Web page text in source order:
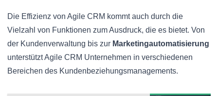
Die Effizienz von Agile CRM kommt auch durch die
Vielzahl von Funktionen zum Ausdruck, die es bietet. Von
der Kundenverwaltung bis zur Marketingautomatisierung
unterstützt Agile CRM Unternehmen in verschiedenen
Bereichen des Kundenbeziehungsmanagements.